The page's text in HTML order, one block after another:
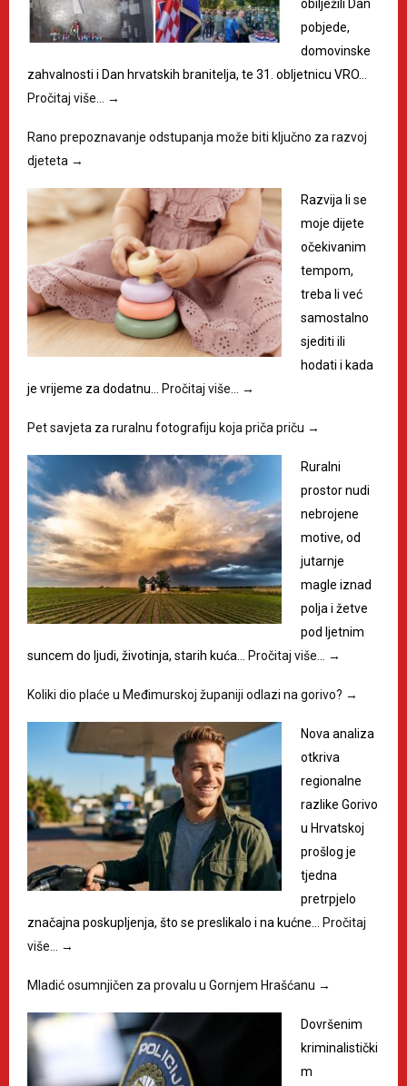
obilježili Dan
pobjede,
domovinske
zahvalnosti i Dan hrvatskih branitelja, te 31. obljetnicu VRO…
Pročitaj više…
→
Rano prepoznavanje odstupanja može biti ključno za razvoj
djeteta →
Razvija li se
moje dijete
očekivanim
tempom,
treba li već
samostalno
sjediti ili
hodati i kada
je vrijeme za dodatnu… Pročitaj više… →
Pet savjeta za ruralnu fotografiju koja priča priču →
Ruralni
prostor nudi
nebrojene
motive, od
jutarnje
magle iznad
polja i žetve
pod ljetnim
suncem do ljudi, životinja, starih kuća… Pročitaj više… →
Koliki dio plaće u Međimurskoj županiji odlazi na gorivo? →
Nova analiza
otkriva
regionalne
razlike Gorivo
u Hrvatskoj
prošlog je
tjedna
pretrpjelo
značajna poskupljenja, što se preslikalo i na kućne… Pročitaj
više…
→
Mladić osumnjičen za provalu u Gornjem Hrašćanu →
Dovršenim
kriminalistički
m